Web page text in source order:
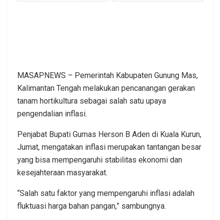
MASAPNEWS – Pemerintah Kabupaten Gunung Mas,
Kalimantan Tengah melakukan pencanangan gerakan
tanam hortikultura sebagai salah satu upaya
pengendalian inflasi.
Penjabat Bupati Gumas Herson B Aden di Kuala Kurun,
Jumat, mengatakan inflasi merupakan tantangan besar
yang bisa mempengaruhi stabilitas ekonomi dan
kesejahteraan masyarakat.
“Salah satu faktor yang mempengaruhi inflasi adalah
fluktuasi harga bahan pangan,” sambungnya.